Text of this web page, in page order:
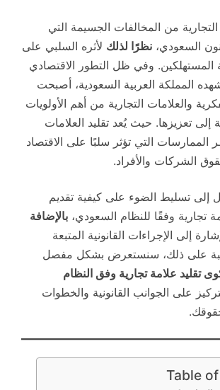
التجارية من المخالفات الجسيمة التي
السعودي، نظرًا لذلك لأثره السلبي على
المستهلكين. وفي ظل التطور الاقتصادي
المملكة العربية السعودية، أصبحت
والعلامات التجارية من أهم الأولويات
إلى تعزيزها. حيث يُعد تقليد العلامات
الممارسات التي تؤثر سلبًا على الاقتصاد
الشركات والأفراد.
إلى تسليط الضوء على كيفية تقديم
تجارية وفقًا للنظام السعودي، بالإضافة
إلى الإجراءات القانونية المتبعة
على ذلك، سنستعرض بشكل مفصل
تقليد علامة تجارية وفق النظام
على الجوانب القانونية والخطوات
Table